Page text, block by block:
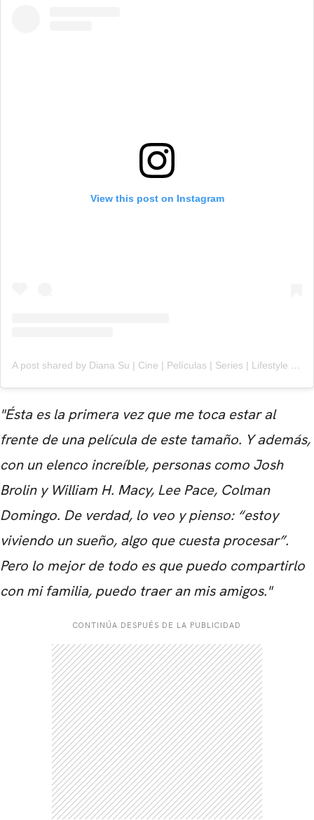
View this post on Instagram
A post shared by Diana Su | Cine | Películas | Series | Lifestyle (@_dianasu)
"Ésta es la primera vez que me toca estar al
frente de una película de este tamaño. Y además,
con un elenco increíble, personas como Josh
Brolin y William H. Macy, Lee Pace, Colman
Domingo. De verdad, lo veo y pienso: “estoy
viviendo un sueño, algo que cuesta procesar”.
Pero lo mejor de todo es que puedo compartirlo
con mi familia, puedo traer an mis amigos."
CONTINÚA DESPUÉS DE LA PUBLICIDAD